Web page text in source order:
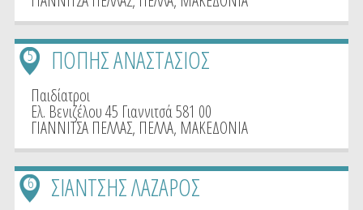
ΠΟΠΗΣ ΑΝΑΣΤΑΣΙΟΣ
5
Παιδίατροι
Ελ. Βενιζέλου 45 Γιαννιτσά 581 00
ΓΙΑΝΝΙΤΣΑ ΠΕΛΛΑΣ, ΠΕΛΛΑ, ΜΑΚΕΔΟΝΙΑ
ΣΙΑΝΤΣΗΣ ΛΑΖΑΡΟΣ
6